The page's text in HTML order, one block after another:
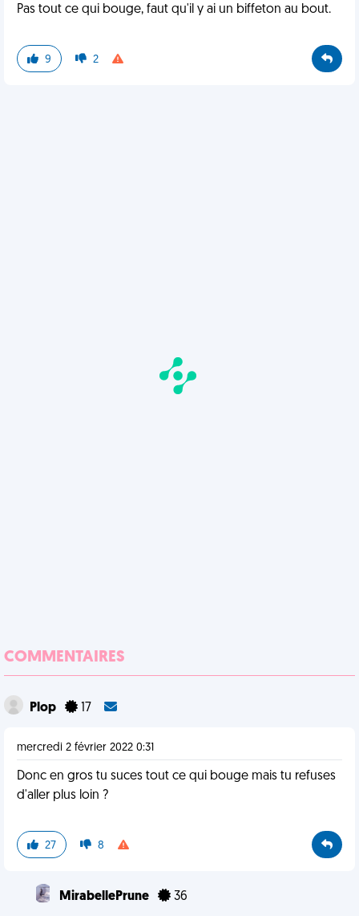
Pas tout ce qui bouge, faut qu'il y ai un biffeton au bout.
9 2
COMMENTAIRES
Plop 17
mercredi 2 février 2022 0:31
Donc en gros tu suces tout ce qui bouge mais tu refuses
d'aller plus loin ?
27 8
MirabellePrune 36